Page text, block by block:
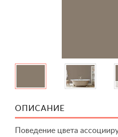
ОПИСАНИЕ
Поведение цвета